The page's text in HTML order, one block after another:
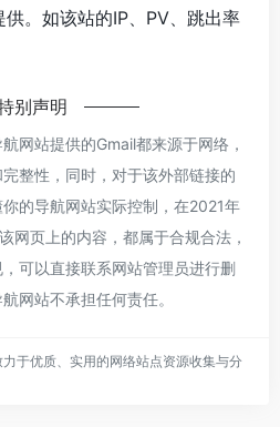
。如该站的IP、PV、跳出率
别声明
网站提供的Gmail都来源于网络，
整性，同时，对于该外部链接的
的导航网站实际控制，在2021年
网页上的内容，都属于合规合法，
可以直接联系网站管理员进行删
网站不承担任何责任。
于优质、实用的网络站点资源收集与分